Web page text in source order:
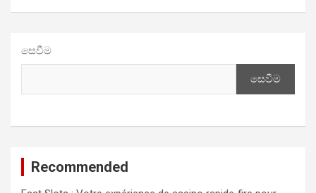
සෙවීම
සෙවීම
Recommended